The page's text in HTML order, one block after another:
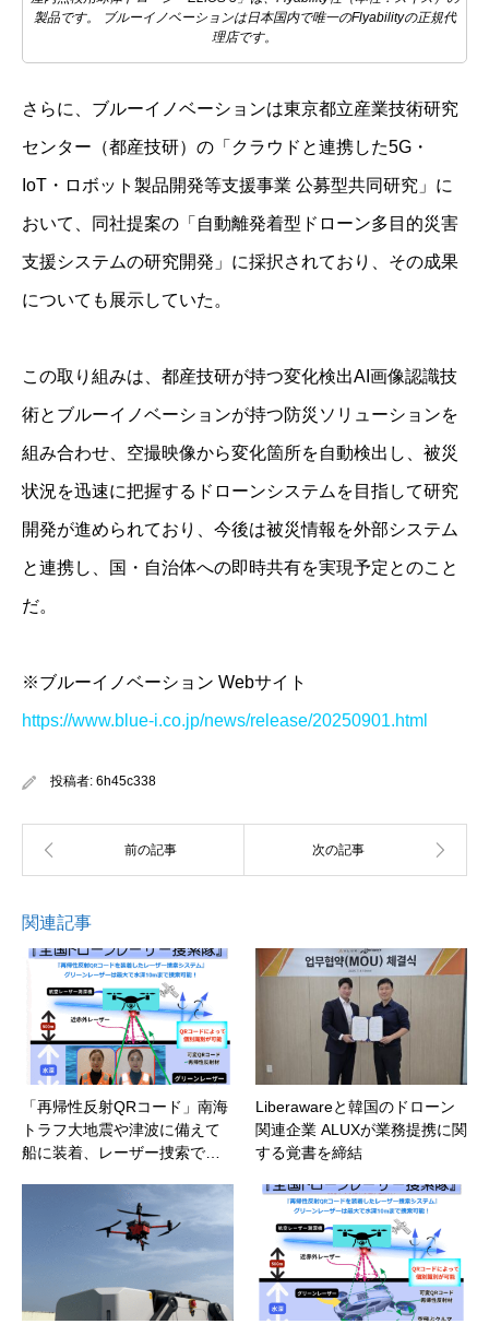
製品です。 ブルーイノベーションは日本国内で唯一のFlyabilityの正規代
理店です。
さらに、ブルーイノベーションは東京都立産業技術研究
センター（都産技研）の「クラウドと連携した5G・
IoT・ロボット製品開発等支援事業 公募型共同研究」に
おいて、同社提案の「自動離発着型ドローン多目的災害
支援システムの研究開発」に採択されており、その成果
についても展示していた。
この取り組みは、都産技研が持つ変化検出AI画像認識技
術とブルーイノベーションが持つ防災ソリューションを
組み合わせ、空撮映像から変化箇所を自動検出し、被災
状況を迅速に把握するドローンシステムを目指して研究
開発が進められており、今後は被災情報を外部システム
と連携し、国・自治体への即時共有を実現予定とのこと
だ。
※ブルーイノベーション Webサイト
https://www.blue-i.co.jp/news/release/20250901.html
投稿者: 6h45c338
関連記事
「再帰性反射QRコード」南海
トラフ大地震や津波に備えて
船に装着、レーザー捜索で…
Liberawareと韓国のドローン
関連企業 ALUXが業務提携に関
する覚書を締結